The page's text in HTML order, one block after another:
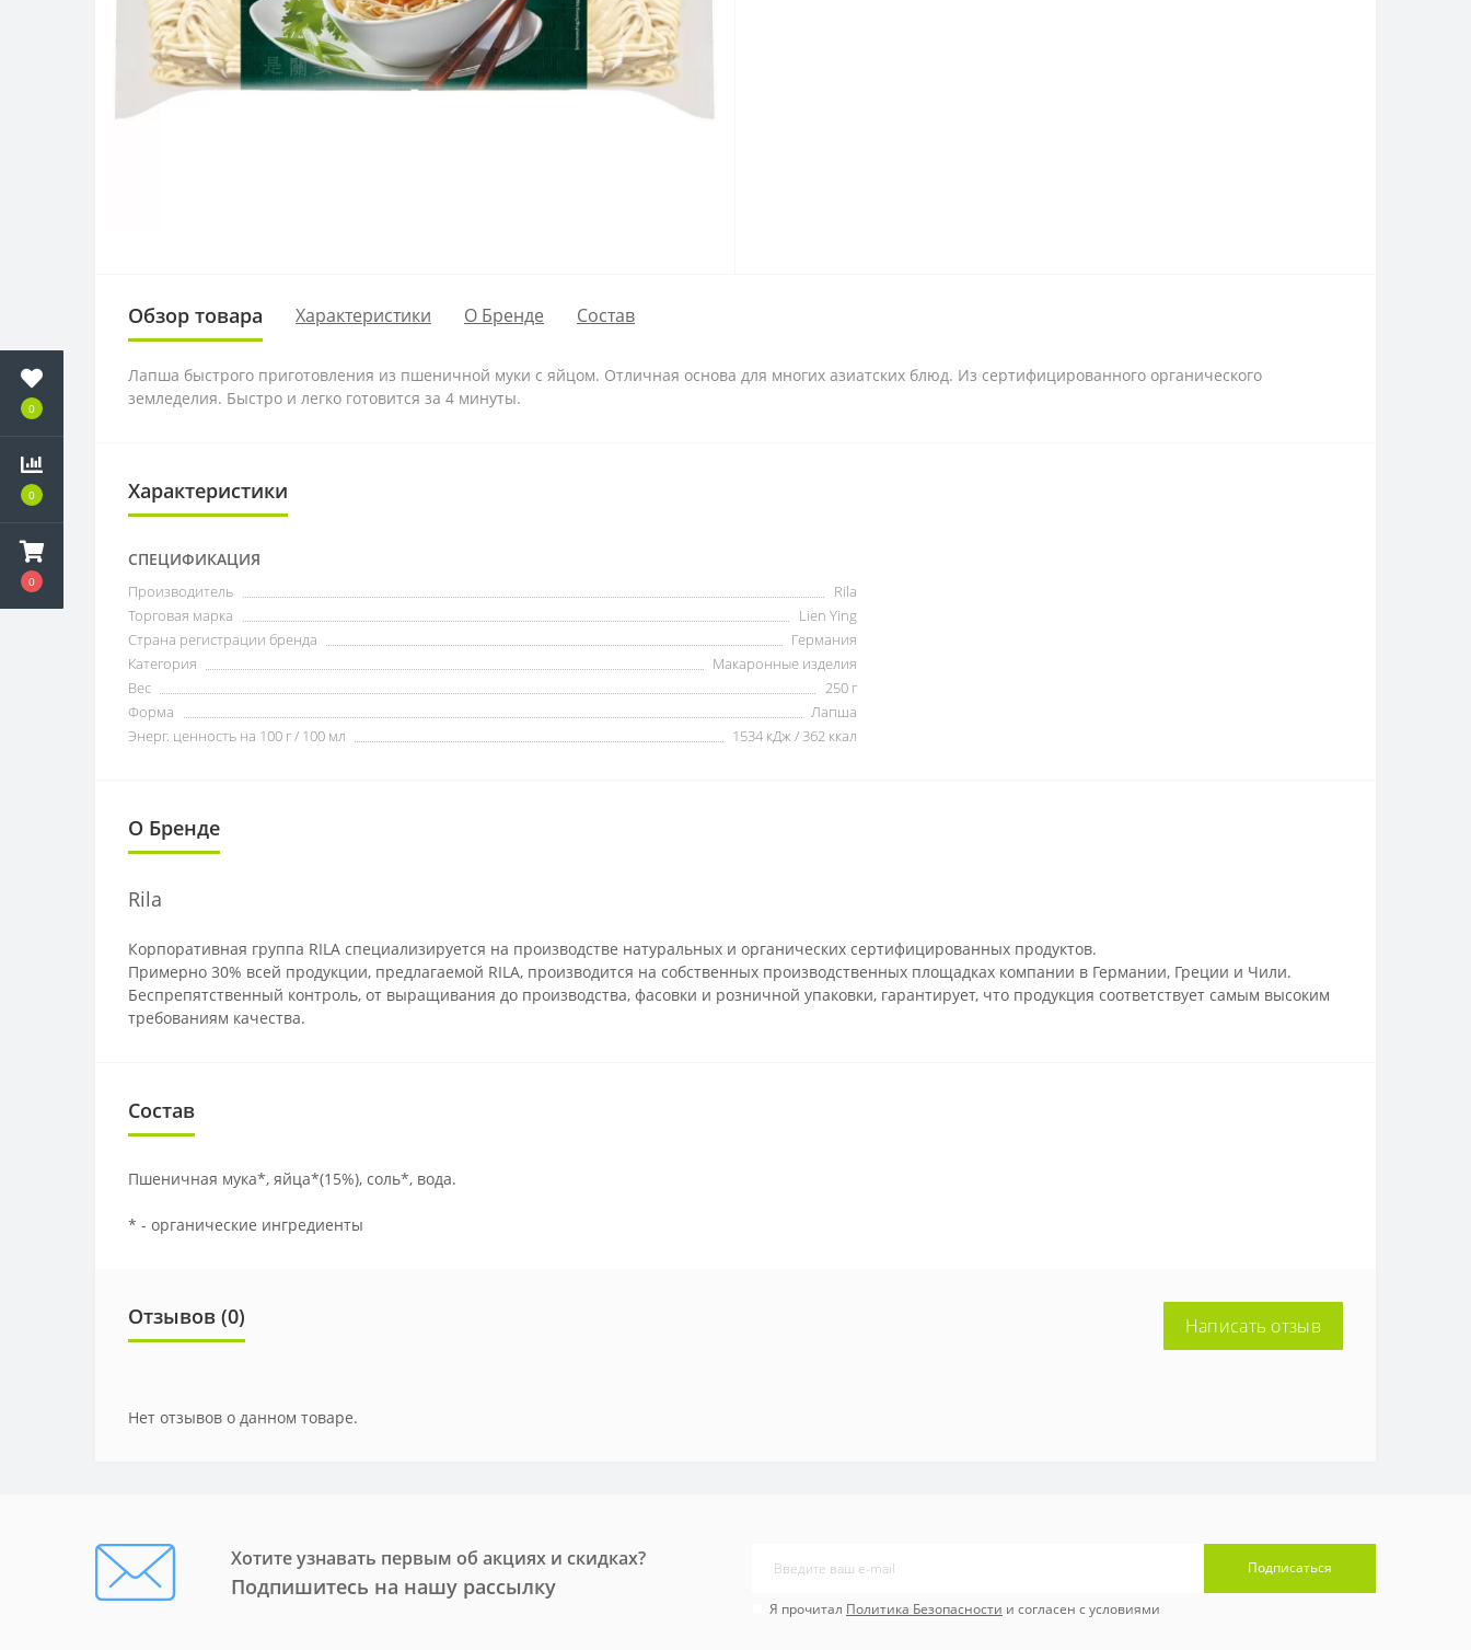
0
0
0
Обзор товара Характеристики О Бренде Состав
Лапша быстрого приготовления из пшеничной муки с яйцом. Отличная основа для многих азиатских блюд. Из сертифицированного органического
земледелия. Быстро и легко готовится за 4 минуты.
Характеристики
СПЕЦИФИКАЦИЯ
Производитель
Rila
Торговая марка
Lien Ying
Страна регистрации бренда
Германия
Категория
Макаронные изделия
Вес
250 г
Форма
Лапша
Энерг. ценность на 100 г / 100 мл
1534 кДж / 362 ккал
О Бренде
Rila
Корпоративная группа RILA специализируется на производстве натуральных и органических сертифицированных продуктов.
Примерно 30% всей продукции, предлагаемой RILA, производится на собственных производственных площадках компании в Германии, Греции и Чили.
Беспрепятственный контроль, от выращивания до производства, фасовки и розничной упаковки, гарантирует, что продукция соответствует самым высоким
требованиям качества.
Состав
Пшеничная мука*, яйца*(15%), соль*, вода.
* - органические ингредиенты
Отзывов (0) Написать отзыв
Нет отзывов о данном товаре.
Хотите узнавать первым об акциях и скидках?
Подпишитесь на нашу рассылку
Подписаться
Я прочитал Политика Безопасности и согласен с условиями